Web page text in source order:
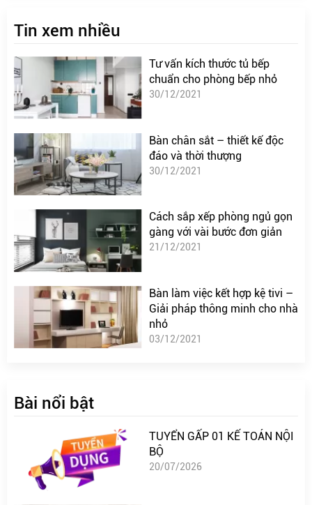
Tin xem nhiều
Tư vấn kích thước tủ bếp
chuẩn cho phòng bếp nhỏ
30/12/2021
Bàn chân sắt – thiết kế độc
đáo và thời thượng
30/12/2021
Cách sắp xếp phòng ngủ gọn
gàng với vài bước đơn giản
21/12/2021
Bàn làm việc kết hợp kệ tivi –
Giải pháp thông minh cho nhà
nhỏ
03/12/2021
Bài nổi bật
TUYỂN GẤP 01 KẾ TOÁN NỘI
BỘ
20/07/2026